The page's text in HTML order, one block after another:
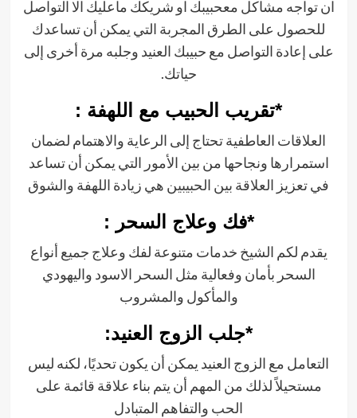
ان تواجه مشاكل معحبيبك او شريكك ماعليك الا التواصل
للحصول على الطرق المجربة التي يمكن أن تساعدك
على إعادة التواصل مع حبيبك العنيد وجلبه مرة أخرى إلى
حياتك.
*تقريب الحبيب مع اللهفة :
العلاقات العاطفية تحتاج إلى الرعاية والاهتمام لضمان
استمرارها ونجاحها من بين الأمور التي يمكن أن تساعد
في تعزيز العلاقة بين الحبيبين هي زيادة اللهفة والشوق
*فك وعلاج السحر :
يقدم لكم الشيخ خدمات متنوعة لفك وعلاج جميع أنواع
السحر بأمان وفعالية مثل السحر الاسود واليهودي
والمأكول والمشروب
*جلب الزوج العنيد:
التعامل مع الزوج العنيد يمكن أن يكون تحديًا، لكنه ليس
مستحيلاً لذلك من المهم أن يتم بناء علاقة قائمة على
الحب والتفاهم المتبادل